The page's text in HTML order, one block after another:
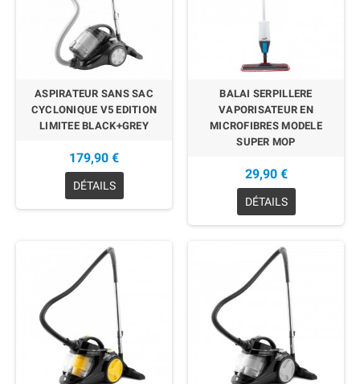
ASPIRATEUR SANS SAC
CYCLONIQUE V5 EDITION
LIMITEE BLACK+GREY
179,90 €
DÉTAILS
BALAI SERPILLERE
VAPORISATEUR EN
MICROFIBRES MODELE
SUPER MOP
29,90 €
DÉTAILS